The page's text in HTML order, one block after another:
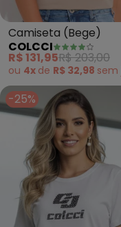
Camiseta (Bege)
COLCCI
R$ 131,95R$ 203,00
ou 4x de R$ 32,98 sem
-25%